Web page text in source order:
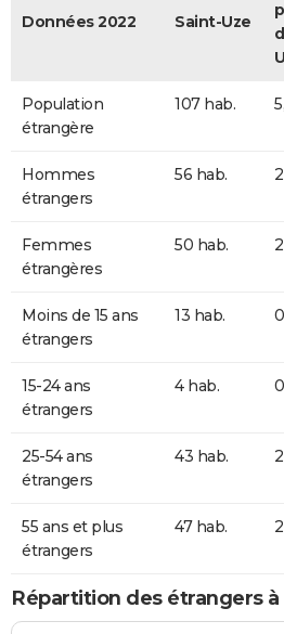
Données 2022 Saint-Uze
Population
étrangère
107 hab.
Hommes
étrangers
56 hab.
Femmes
étrangères
50 hab.
Moins de 15 ans
étrangers
13 hab.
15-24 ans
étrangers
4 hab.
25-54 ans
étrangers
43 hab.
55 ans et plus
étrangers
47 hab.
Répartition des étrangers à